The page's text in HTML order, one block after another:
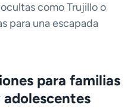
como Trujillo o
para una escapada
para familias